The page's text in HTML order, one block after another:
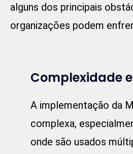
alguns dos principais
organizações podem
Complexidade
A implementação da
complexa,
onde são usados